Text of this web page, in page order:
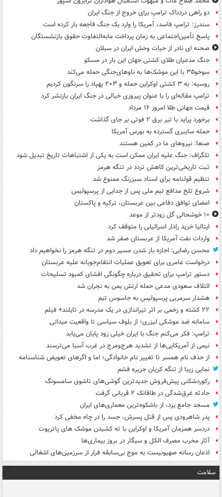
دو راهی دردناک ترامپ برای خروج از جنگ ایران
سندرز: ترامپ فاسد، آمریکا را وارد یک جنگ فاجعه بار کرده است
پاسخ تأمین‌اجتماعی به زمان پرداخت مابه‌التفاوت حقوق بازنشستگان
صحنه ای نادر از حیات وحش ایران در سبلان
جنگ مدعیان طلای کشتی جهان این بار در مسکو
سوخو۳۵ با این موشک‌ها به ناوهای‌جنگی حمله می‌کند
روسیه: به ۳ کشتی اوکراین حمله و ۲۰۳ پهپاد را سرنگون کردیم
ترامپ مقاله‌ای را با عنوان پیروزی خیالی در جنگ ایران بازنشر کرد
قیمت جهانی طلا امروز ۱۶ مرداد
برخورد پراید با تیر برق ۲ فوتی بر جای گذاشت
حمله سایبری گسترده به بورس آمریکا
صنعا: نیروهای ما در کمین‌ هستند
تلگراف: جنگ علیه ایران ممکن است به یکی از اشتباهات تاریخ تبدیل شود
ثبت تاریخی‌ترین کاهش تردد در تنگه هرمز
تنظیم قولنامه برای اسناد سبزرنگ ممنوع شد
شروع تلخ مدافع تیم ملی پس از جدایی از پرسپولیس
امضای توافق دفاعی بین عربستان، ترکیه و پاکستان
۱۰ خوشحالی گل زودتر از موعد
ایتالیا خرید رادار اسرائیلی را متوقف کرد
واردات نفت آمریکا از عربستان صفر شد
محسن رضایی: اجازه باز شدن مسیر دوم در تنگه هرمز را نخواهیم داد
درخواست عامری برای تعویق عملیات انتقام‌جویانه علیه عربستان
دستور ترامپ برای تحقیق درباره چگونگی افشای کمبود تسلیحات
ائتلاف سعودی مدعی حمله ارتش یمن به نجران شد
هشدار سرمربی پرسپولیس به جاسوس تیم
۲۲ کشته و زخمی بر اثر تیراندازی در یک مدرسه در تایلند+ فیلم
سامانه ضد موشکی لیزری؛ از بلوف سیاسی تا واقعیت میدانی
ترامپ: فکر می‌کنم جنگ با ایران خیلی زود پایان می‌یابد
نیمی از آمریکایی‌ها از تشدید هرج‌ومرج در غرب آسیا می‌ترسند
از حذف نام همسر تا تغییر نام خانوادگی؛ اما و اگرهای تعویض شناسنامه
نمایی زیبا از تنگه کریان جزیره قشم
رکوردشکنی پیش‌فروش جدیدترین گوشی‌های تاشوی سامسونگ
حادثه غرق‌شدگی در طاقانک ۲ قربانی گرفت
مسجد جامع یزد، از باشکوه‌ترین معماری‌های ایران
پدر شاهرودی پس از قتل پسرش، جسد را در چاه مخفی کرد
دردسر همزمان آمریکا و اوکراین با ته کشیدن موشک های پاتریوت
آثار مخرب مصرف الکل و سیگار در بروز بیماری‌ها
اذعان رسانه صهیونیست به موج بی‌سابقه فرار از سرزمین‌های اشغالی
سلامت